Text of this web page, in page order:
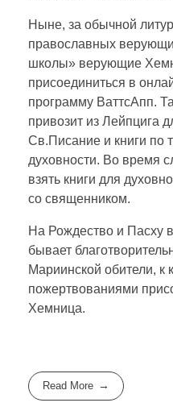
Ныне, за обычной
православных
школы» верующие
присоединиться в
программу ВаттсАпп.
привозит из Лейпцига
Св.Писание и книги по
духовности. Во время
взять книги для
со священником.
На Рождество и Пасху
бывает
Мариинской обители, к
пожертвованиями
Хемница.
Read More